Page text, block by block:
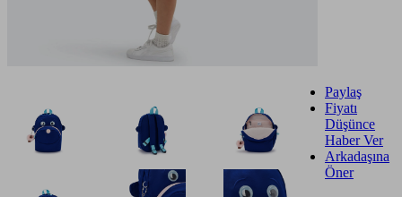
Paylaş
Fiyatı
Düşünce
Haber Ver
Arkadaşına
Öner